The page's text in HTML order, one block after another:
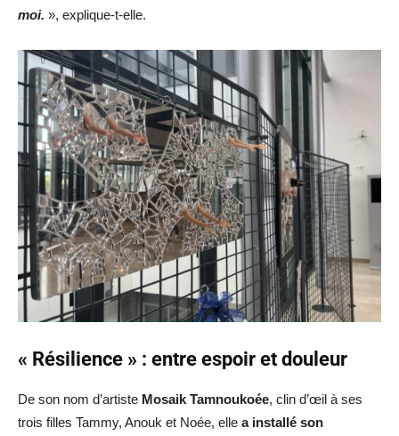
moi. », explique-t-elle.
« Résilience » : entre espoir et douleur
De son nom d’artiste Mosaik Tamnoukoée, clin d’œil à ses
trois filles Tammy, Anouk et Noée, elle a installé son